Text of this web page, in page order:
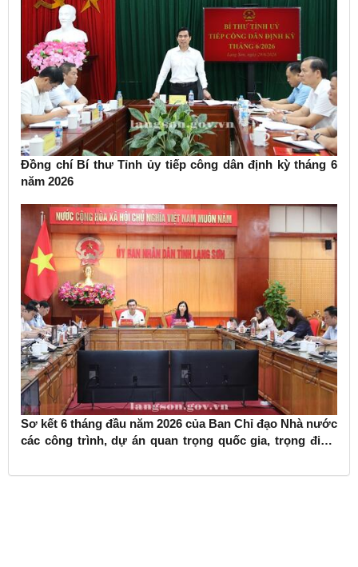
Đồng chí Bí thư Tỉnh ủy tiếp công dân định kỳ tháng 6
năm 2026
Sơ kết 6 tháng đầu năm 2026 của Ban Chỉ đạo Nhà nước
các công trình, dự án quan trọng quốc gia, trọng điểm